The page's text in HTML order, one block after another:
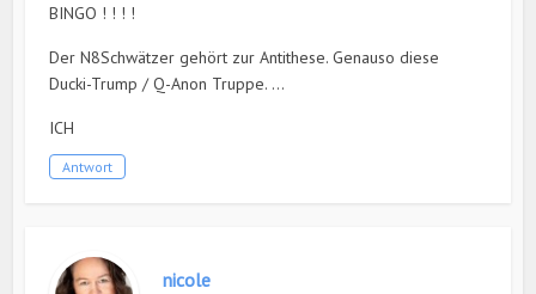
BINGO ! ! ! !
Der N8Schwätzer gehört zur Antithese. Genauso diese
Ducki-Trump / Q-Anon Truppe. …
ICH
Antwort
nicole